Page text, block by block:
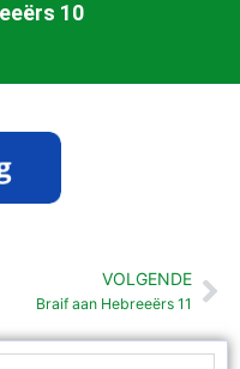
10
VOLGENDE
Braif aan Hebreeërs 11